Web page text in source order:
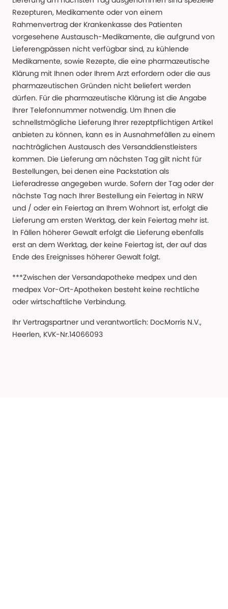
Rezepturen, Medikamente oder von einem
Rahmenvertrag der Krankenkasse des Patienten
vorgesehene Austausch-Medikamente, die aufgrund von
Lieferengpässen nicht verfügbar sind, zu kühlende
Medikamente, sowie Rezepte, die eine pharmazeutische
Klärung mit Ihnen oder Ihrem Arzt erfordern oder die aus
pharmazeutischen Gründen nicht beliefert werden
dürfen. Für die pharmazeutische Klärung ist die Angabe
Ihrer Telefonnummer notwendig. Um Ihnen die
schnellstmögliche Lieferung Ihrer rezeptpflichtigen Artikel
anbieten zu können, kann es in Ausnahmefällen zu einem
nachträglichen Austausch des Versanddienstleisters
kommen. Die Lieferung am nächsten Tag gilt nicht für
Bestellungen, bei denen eine Packstation als
Lieferadresse angegeben wurde. Sofern der Tag oder der
nächste Tag nach Ihrer Bestellung ein Feiertag in NRW
und / oder ein Feiertag an Ihrem Wohnort ist, erfolgt die
Lieferung am ersten Werktag, der kein Feiertag mehr ist.
In Fällen höherer Gewalt erfolgt die Lieferung ebenfalls
erst an dem Werktag, der keine Feiertag ist, der auf das
Ende des Ereignisses höherer Gewalt folgt.
***Zwischen der Versandapotheke medpex und den
medpex Vor-Ort-Apotheken besteht keine rechtliche
oder wirtschaftliche Verbindung.
Ihr Vertragspartner und verantwortlich: DocMorris N.V.,
Heerlen, KVK-Nr.14066093